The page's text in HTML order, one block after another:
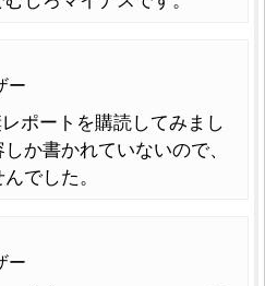
ー
ポートを購読してみまし
か書かれていないので、
でした。
ー